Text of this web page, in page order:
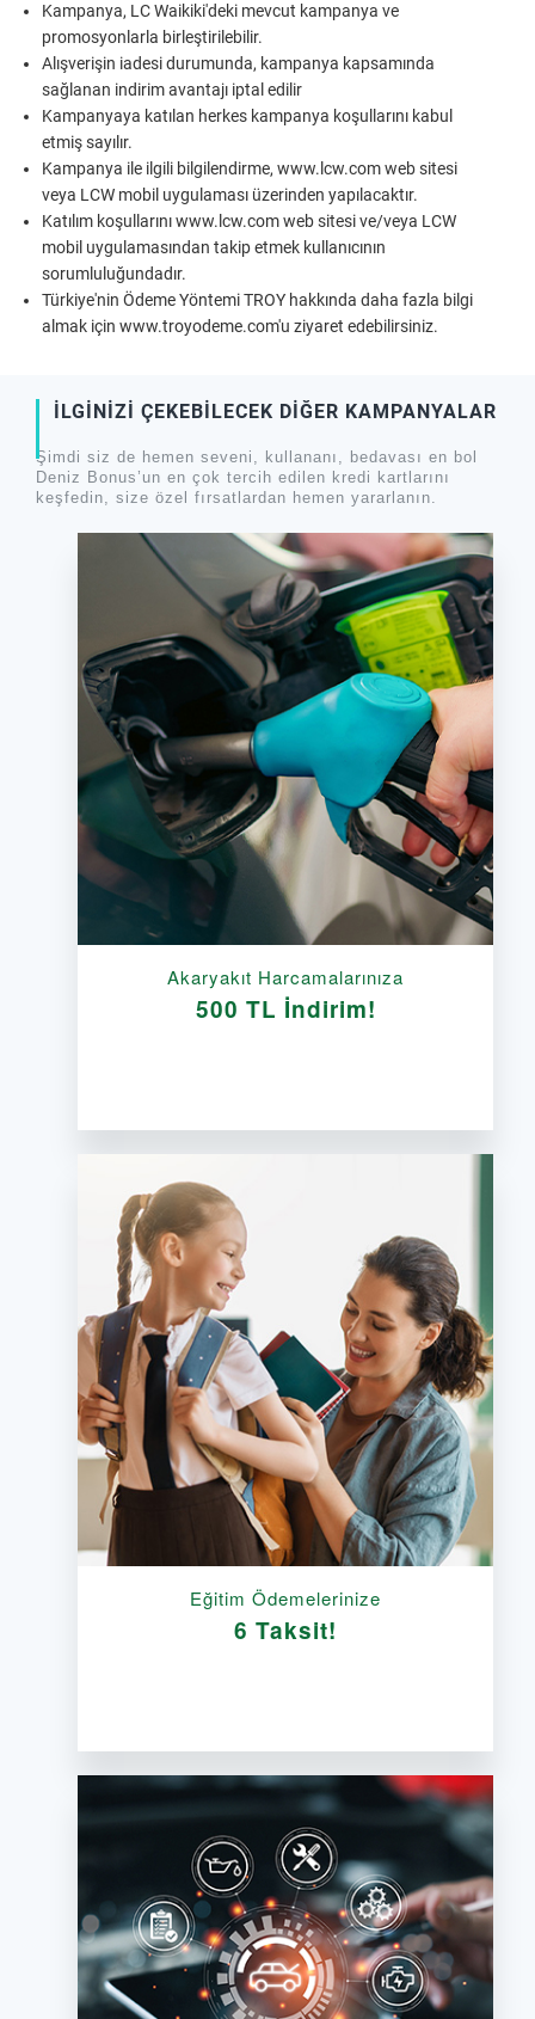
Kampanya, LC Waikiki'deki mevcut kampanya ve
promosyonlarla birleştirilebilir.
Alışverişin iadesi durumunda, kampanya kapsamında
sağlanan indirim avantajı iptal edilir
Kampanyaya katılan herkes kampanya koşullarını kabul
etmiş sayılır.
Kampanya ile ilgili bilgilendirme, www.lcw.comweb sitesi
veya LCW mobil uygulaması üzerinden yapılacaktır.
Katılım koşullarınıwww.lcw.comweb sitesi ve/veya LCW
mobil uygulamasından takip etmek kullanıcının
sorumluluğundadır.
Türkiye'nin Ödeme Yöntemi TROY hakkında daha fazla bilgi
almak için www.troyodeme.com'u ziyaret edebilirsiniz.
İLGİNİZİ ÇEKEBİLECEK DİĞER KAMPANYALAR
Şimdi siz de hemen seveni, kullananı, bedavası en bol
Deniz Bonus’un en çok tercih edilen kredi kartlarını
keşfedin, size özel fırsatlardan hemen yararlanın.
Akaryakıt Harcamalarınıza
500 TL İndirim!
Eğitim Ödemelerinize
6 Taksit!